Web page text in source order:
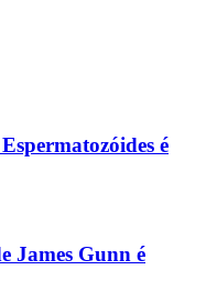
é
James Gunn é